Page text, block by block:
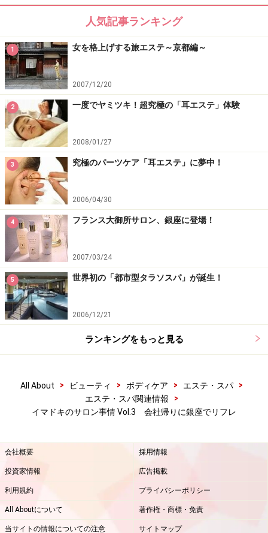
営業時間
PM12：00～PM10：30（最終受付PM9：30）＜平日・
土曜日＞
PM12：00～PM8：00（最終受付PM7：30）＜日曜・祝
日＞
男性可。（男性の割合は3～4割にも上るのだとか）
＊「ロイクロ東京・銀座店」は、2004年6月に「上海コ
ンフォート銀座店」がリニューアルオープンしたもので
す。
※記事内容は執筆時点のものです。最新の内容をご確認くださ
い。
※個人の体質、また、誤った方法による実践に起因して肌荒れや
不調を引き起こす場合があります。実践の際には、必ず自身の体
質及び健康状態を十分に考慮し、正しい方法で行ってください。
また、全ての方への有効性を保証するものではありません。
1/3 次のページへ
人気記事ランキング
1 女を格上げする旅エステ～京都編～
2007/12/20
2 一度でヤミツキ！超究極の「耳エステ」体験
2008/01/27
3 究極のパーツケア「耳エステ」に夢中！
2006/04/30
4 フランス大御所サロン、銀座に登場！
2007/03/24
5 世界初の「都市型タラソスパ」が誕生！
2006/12/21
ランキングをもっと見る
All About > ビューティ > ボディケア > エステ・スパ
>
エステ・スパ関連情報
>
イマドキのサロン事情 Vol.3 会社帰りに銀座でリフレ
会社概要 採用情報
投資家情報 広告掲載
利用規約 プライバシーポリシー
All Aboutについて 著作権・商標・免責
当サイトの情報についての注意 サイトマップ